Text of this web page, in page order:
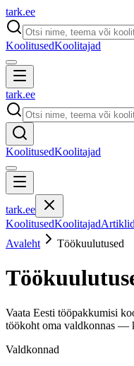
tark.ee
KoolitusedKoolitajad
tark.ee
KoolitusedKoolitajad
tark.ee
KoolitusedKoolitajadArtiklid
Avaleht
Töökuulutused
Vaata Eesti tööpakkumisi
töökoht oma valdkonnas —
Valdkonnad